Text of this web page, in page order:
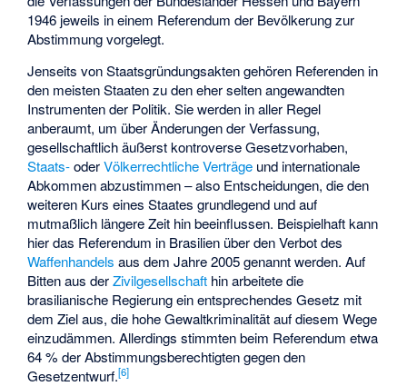
1946 jeweils in einem Referendum der Bevölkerung zur
Abstimmung vorgelegt.
Jenseits von Staatsgründungsakten gehören Referenden in
den meisten Staaten zu den eher selten angewandten
Instrumenten der Politik. Sie werden in aller Regel
anberaumt, um über Änderungen der Verfassung,
gesellschaftlich äußerst kontroverse Gesetzvorhaben,
Staats-oderVölkerrechtliche Verträge und internationale
Abkommen abzustimmen – also Entscheidungen, die den
weiteren Kurs eines Staates grundlegend und auf
mutmaßlich längere Zeit hin beeinflussen. Beispielhaft kann
hier das Referendum in Brasilien über den Verbot des
Waffenhandels aus dem Jahre 2005 genannt werden. Auf
Bitten aus derZivilgesellschaft hin arbeitete die
brasilianische Regierung ein entsprechendes Gesetz mit
dem Ziel aus, die hohe Gewaltkriminalität auf diesem Wege
einzudämmen. Allerdings stimmten beim Referendum etwa
64 % der Abstimmungsberechtigten gegen den
Gesetzentwurf.[6]